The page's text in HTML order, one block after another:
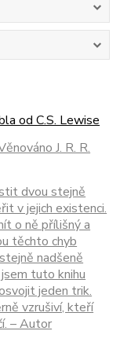
od C.S. Lewise
J. R. R.
dvou stejně
v jejich existenci.
o ně přílišný a
těchto chyb
nadšeně
tuto knihu
jeden trik.
vzrušiví, kteří
– Autor